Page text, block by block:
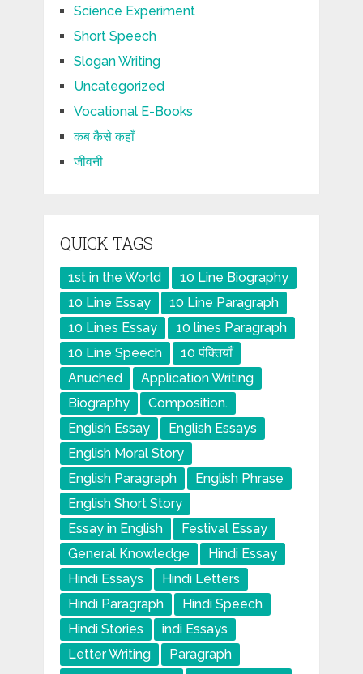
Science Experiment
Short Speech
Slogan Writing
Uncategorized
Vocational E-Books
कब कैसे कहाँ
जीवनी
QUICK TAGS
1st in the World
10 Line Biography
10 Line Essay
10 Line Paragraph
10 Lines Essay
10 lines Paragraph
10 Line Speech
10 पंक्तियाँ
Anuched
Application Writing
Biography
Composition.
English Essay
English Essays
English Moral Story
English Paragraph
English Phrase
English Short Story
Essay in English
Festival Essay
General Knowledge
Hindi Essay
Hindi Essays
Hindi Letters
Hindi Paragraph
Hindi Speech
Hindi Stories
indi Essays
Letter Writing
Paragraph